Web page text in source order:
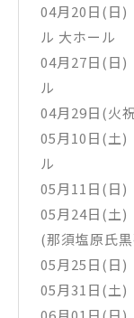
04月20日(日)
ル 大ホール
04月27日(日)
ル
04月29日(火
05月10日(土)
ル
05月11日(日)
05月24日(土)
(那須塩原氏
05月25日(日)
05月31日(土)